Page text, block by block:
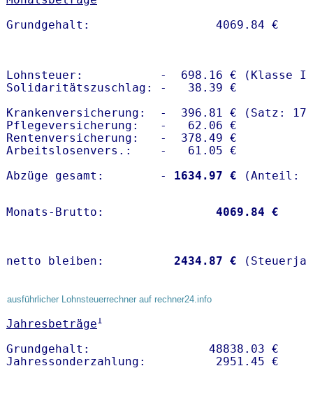
Lohnsteuer:           -  698.16 € (Klasse I)
Solidaritätszuschlag: -   38.39 €
Krankenversicherung:  -  396.81 € (Satz:
Pflegeversicherung:   -   62.06 €
Rentenversicherung:   -  378.49 €
Arbeitslosenvers.:    -   61.05 €
Abzüge gesamt:        -
1634.97 €
Monats-Brutto: 4069.84 €
netto bleiben: 2434.87 €
ausführlicher Lohnsteuerrechner auf rechner24.info
Jahresbeträge1
Grundgehalt:                 48838.03 €